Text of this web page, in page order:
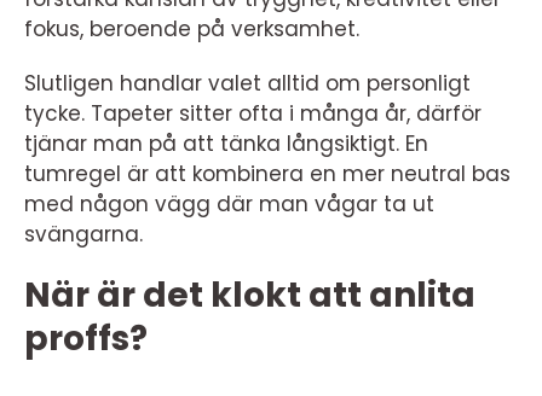
fokus, beroende på verksamhet.
Slutligen handlar valet alltid om personligt
tycke. Tapeter sitter ofta i många år, därför
tjänar man på att tänka långsiktigt. En
tumregel är att kombinera en mer neutral bas
med någon vägg där man vågar ta ut
svängarna.
När är det klokt att anlita
proffs?